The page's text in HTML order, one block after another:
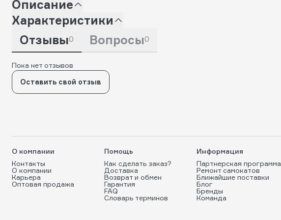
Описание
Характеристики
Отзывы0 Вопросы0
Пока нет отзывов
Оставить свой отзыв
О компании
Контакты
О компании
Карьера
Оптовая продажа
Помощь
Как сделать заказ?
Доставка
Возврат и обмен
Гарантия
FAQ
Словарь терминов
Информация
Партнерская программа
Ремонт самокатов
Ближайшие поставки
Блог
Бренды
Команда